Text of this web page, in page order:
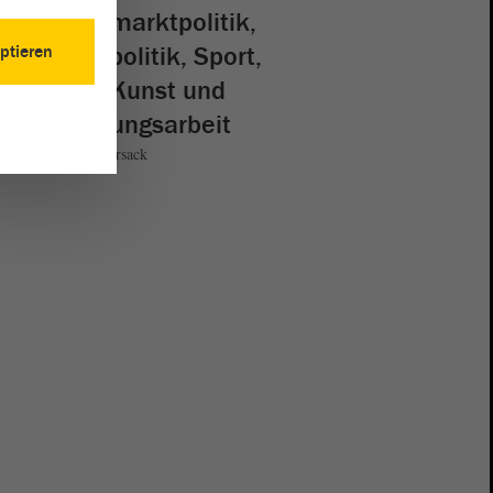
Arbeitsmarktpolitik,
Europapolitik, Sport,
Kultur, Kunst und
Erinnerungsarbeit
Andreas Silbersack